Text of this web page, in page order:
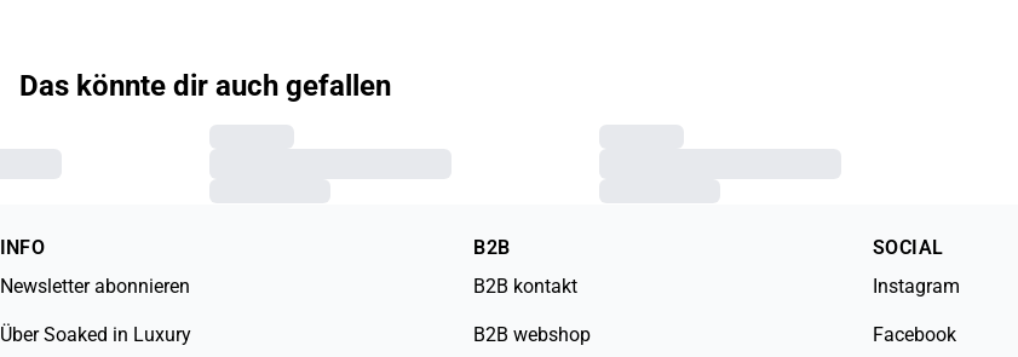
Das könnte dir auch gefallen
INFO
Newsletter abonnieren
Über Soaked in Luxury
B2B
B2B kontakt
B2B webshop
SOCIAL
Instagram
Facebook